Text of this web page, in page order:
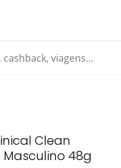
viagens...
Clean
48g